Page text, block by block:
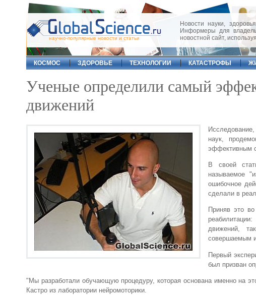
научно-популярные новости и статьи
Новости науки,
Информеры для
новостной сайт,
КОСМОС
ЗДОРОВЬЕ ТЕХНОЛОГИИ КАТАСТРОФЫ
Ученые определили самый
движений
наук,
эффективным
В своей
называемое
ошибочное
сделали в
Приняв это
движений,
совершаемым
Первый
был призван
"Мы разработали обучающую процедуру, которая основана именно на
Кастро из лаборатории нейромоторики.